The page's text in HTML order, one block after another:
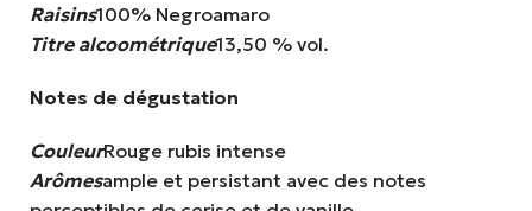
Raisins100% Negroamaro
Titre alcoométrique13,50 % vol.
Notes de dégustation
CouleurRouge rubis intense
Arômesample et persistant avec des notes